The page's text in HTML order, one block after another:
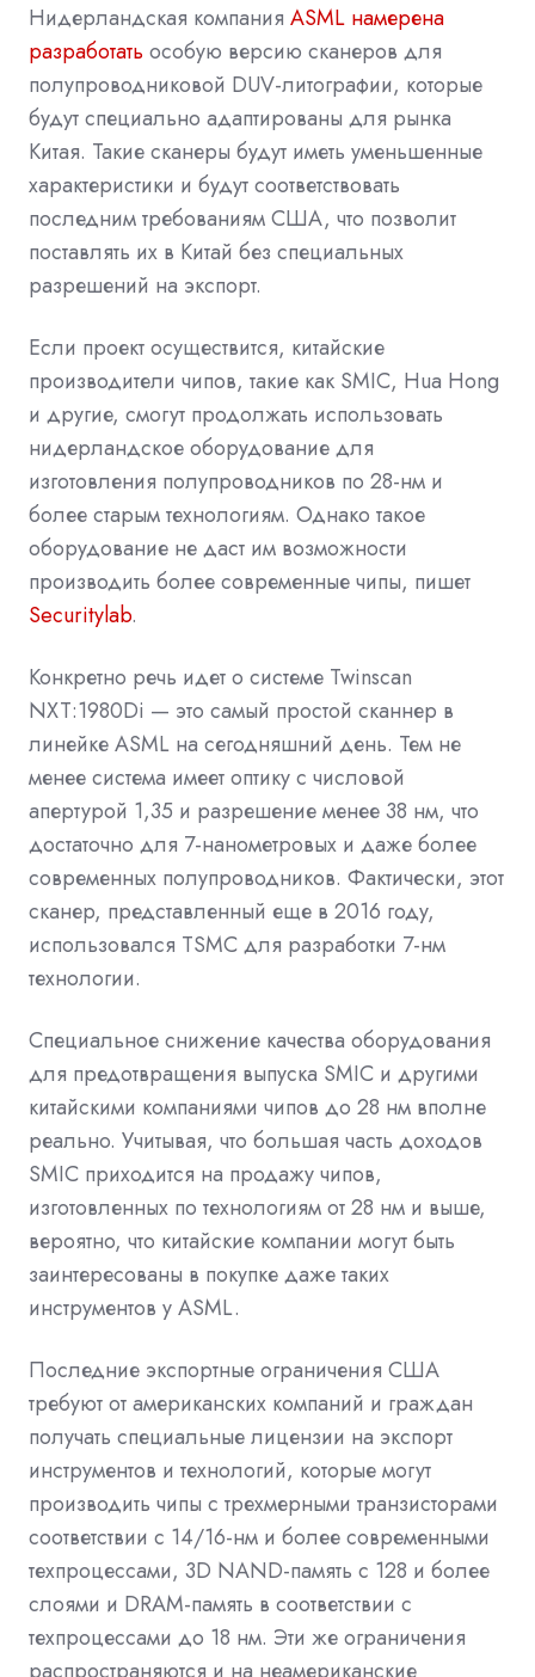
Нидерландская компания ASML намерена
разработать особую версию сканеров для
полупроводниковой DUV-литографии, которые
будут специально адаптированы для рынка
Китая. Такие сканеры будут иметь уменьшенные
характеристики и будут соответствовать
последним требованиям США, что позволит
поставлять их в Китай без специальных
разрешений на экспорт.
Если проект осуществится, китайские
производители чипов, такие как SMIC, Hua Hong
и другие, смогут продолжать использовать
нидерландское оборудование для
изготовления полупроводников по 28-нм и
более старым технологиям. Однако такое
оборудование не даст им возможности
производить более современные чипы, пишет
Securitylab.
Конкретно речь идет о системе Twinscan
NXT:1980Di — это самый простой сканнер в
линейке ASML на сегодняшний день. Тем не
менее система имеет оптику с числовой
апертурой 1,35 и разрешение менее 38 нм, что
достаточно для 7-нанометровых и даже более
современных полупроводников. Фактически, этот
сканер, представленный еще в 2016 году,
использовался TSMC для разработки 7-нм
технологии.
Специальное снижение качества оборудования
для предотвращения выпуска SMIC и другими
китайскими компаниями чипов до 28 нм вполне
реально. Учитывая, что большая часть доходов
SMIC приходится на продажу чипов,
изготовленных по технологиям от 28 нм и выше,
вероятно, что китайские компании могут быть
заинтересованы в покупке даже таких
инструментов у ASML.
Последние экспортные ограничения США
требуют от американских компаний и граждан
получать специальные лицензии на экспорт
инструментов и технологий, которые могут
производить чипы с трехмерными транзисторами
соответствии с 14/16-нм и более современными
техпроцессами, 3D NAND-память с 128 и более
слоями и DRAM-память в соответствии с
техпроцессами до 18 нм. Эти же ограничения
распространяются и на неамериканские